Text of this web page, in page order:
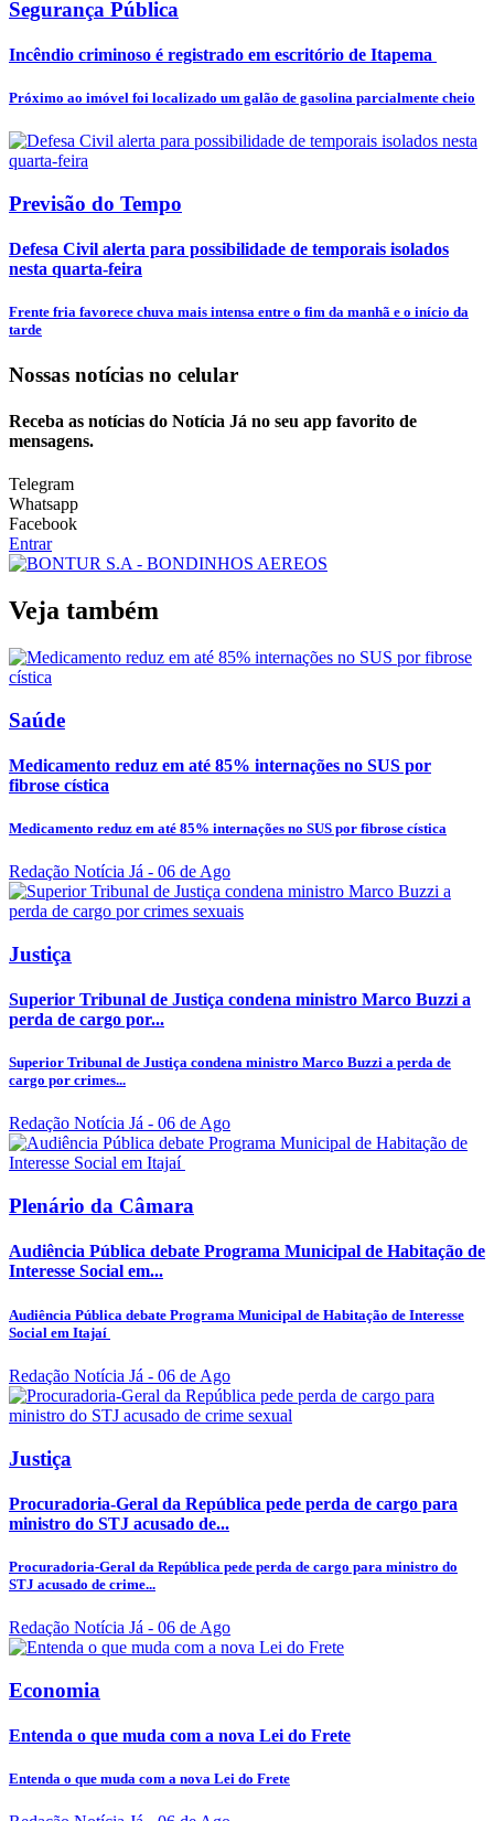
Segurança Pública
Incêndio criminoso é registrado em escritório de Itapema
Próximo ao imóvel foi localizado um galão de gasolina parcialmente cheio
Previsão do Tempo
Defesa Civil alerta para possibilidade de temporais isolados
nesta quarta-feira
Frente fria favorece chuva mais intensa entre o fim da manhã e o início da
tarde
Nossas notícias no celular
Receba as notícias do Notícia Já no seu app favorito de
mensagens.
Telegram
Whatsapp
Facebook
Entrar
Veja também
Saúde
Medicamento reduz em até 85% internações no SUS por
fibrose cística
Medicamento reduz em até 85% internações no SUS por fibrose cística
Redação Notícia Já - 06 de Ago
Justiça
Superior Tribunal de Justiça condena ministro Marco Buzzi a
perda de cargo por...
Superior Tribunal de Justiça condena ministro Marco Buzzi a perda de
cargo por crimes...
Redação Notícia Já - 06 de Ago
Plenário da Câmara
Audiência Pública debate Programa Municipal de Habitação de
Interesse Social em...
Audiência Pública debate Programa Municipal de Habitação de Interesse
Social em Itajaí
Redação Notícia Já - 06 de Ago
Justiça
Procuradoria-Geral da República pede perda de cargo para
ministro do STJ acusado de...
Procuradoria-Geral da República pede perda de cargo para ministro do
STJ acusado de crime...
Redação Notícia Já - 06 de Ago
Economia
Entenda o que muda com a nova Lei do Frete
Entenda o que muda com a nova Lei do Frete